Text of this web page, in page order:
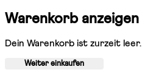
Warenkorb anzeigen
Dein Warenkorb ist zurzeit leer.
Weiter einkaufen